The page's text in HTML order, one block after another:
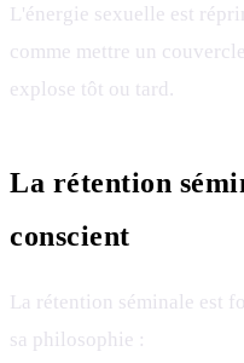
L'énergie sexuelle est
comme mettre un
explose tôt ou tard.
La rétention
conscient
La rétention séminale est
sa philosophie :